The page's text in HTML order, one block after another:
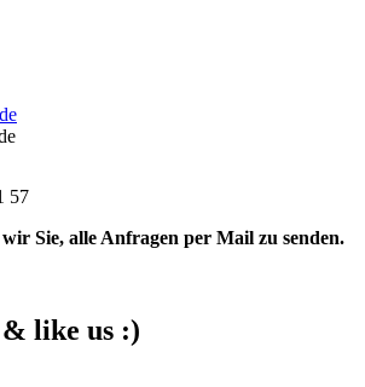
57
Sie, alle Anfragen per Mail zu senden.
like us :)